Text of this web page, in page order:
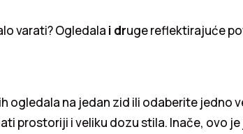
varati? Ogledala i druge reflektirajuće
ogledala na jedan zid ili odaberite jedno
prostoriji i veliku dozu stila. Inače, ovo